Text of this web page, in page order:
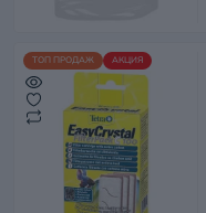
ТОП ПРОДАЖ АКЦИЯ